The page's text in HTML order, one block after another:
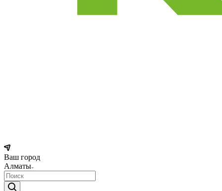
Ваш город
Алматы